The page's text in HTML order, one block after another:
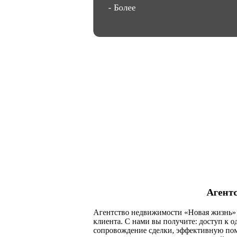
- Более
Агентство недвижимости «Новая жизнь»
клиента. С нами вы получите: доступ к
сопровождение сделки, эффективную